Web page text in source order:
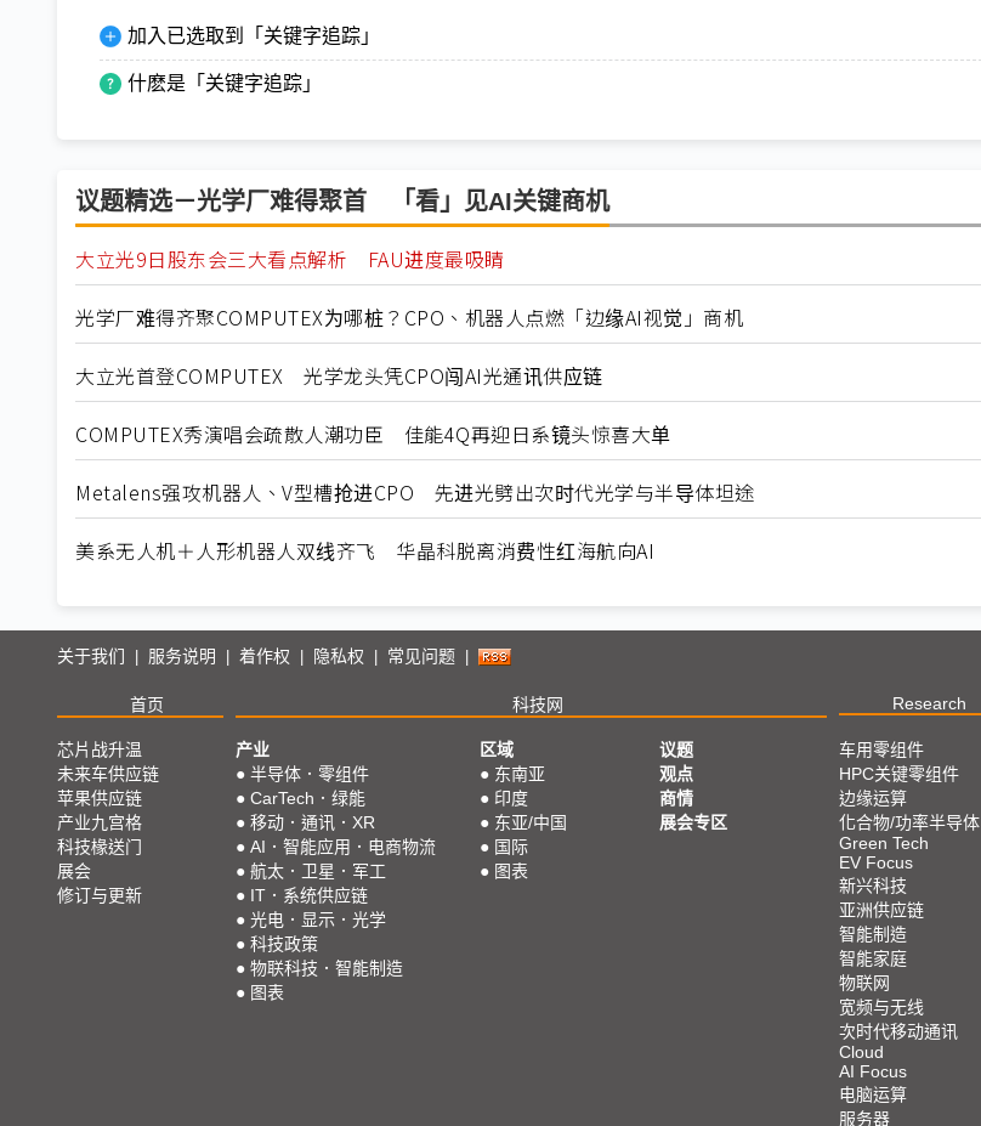
加入已选取到「关键字追踪」
什麽是「关键字追踪」
议题精选－光学厂难得聚首 「看」见AI关键商机
大立光9日股东会三大看点解析 FAU进度最吸睛
光学厂难得齐聚COMPUTEX为哪桩？CPO、机器人点燃「边缘AI视觉」商机
大立光首登COMPUTEX 光学龙头凭CPO闯AI光通讯供应链
COMPUTEX秀演唱会疏散人潮功臣 佳能4Q再迎日系镜头惊喜大单
Metalens强攻机器人、V型槽抢进CPO 先进光劈出次时代光学与半导体坦途
美系无人机＋人形机器人双线齐飞 华晶科脱离消费性红海航向AI
关于我们 服务说明 着作权 隐私权 常见问题
首页 科技网 Research
芯片战升温
未来车供应链
苹果供应链
产业九宫格
科技椽送门
展会
修订与更新
产业
● 半导体．零组件
● CarTech．绿能
● 移动．通讯．XR
● AI．智能应用．电商物流
● 航太．卫星．军工
● IT．系统供应链
● 光电．显示．光学
● 科技政策
● 物联科技．智能制造
● 图表
区域
● 东南亚
● 印度
● 东亚/中国
● 国际
● 图表
议题
观点
商情
展会专区
车用零组件
HPC关键零组件
边缘运算
化合物/功率半导体
Green Tech
EV Focus
新兴科技
亚洲供应链
智能制造
智能家庭
物联网
宽频与无线
次时代移动通讯
Cloud
AI Focus
电脑运算
服务器